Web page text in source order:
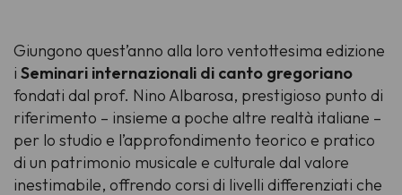
Giungono quest’anno alla loro ventottesima edizione
i Seminari internazionali di canto gregoriano
fondati dal prof. Nino Albarosa, prestigioso punto di
riferimento – insieme a poche altre realtà italiane –
per lo studio e l’approfondimento teorico e pratico
di un patrimonio musicale e culturale dal valore
inestimabile, offrendo corsi di livelli differenziati che